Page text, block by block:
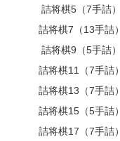
詰将棋5（7手詰）
詰将棋7（13手詰）
詰将棋9（5手詰）
詰将棋11（7手詰）
詰将棋13（7手詰）
詰将棋15（5手詰）
詰将棋17（7手詰）